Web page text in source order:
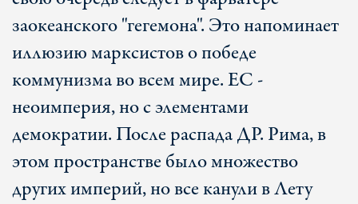
заокеанского "гегемона". Это напоминает
иллюзию марксистов о победе
коммунизма во всем мире. ЕС -
неоимперия, но с элементами
демократии. После распада ДР. Рима, в
этом пространстве было множество
других империй, но все канули в Лету